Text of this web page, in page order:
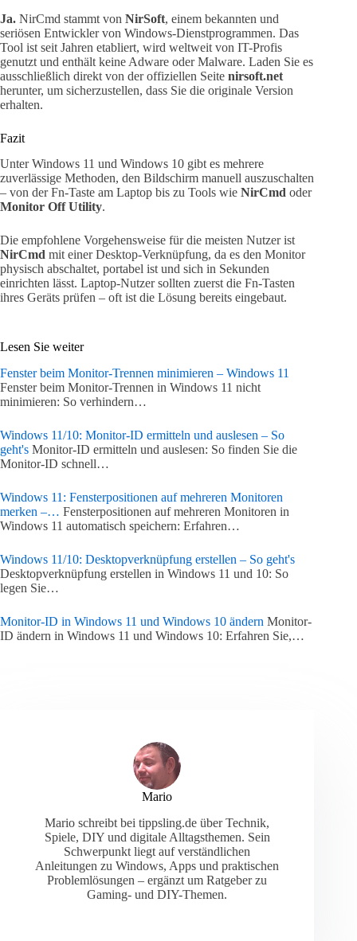
Ja. NirCmd stammt von NirSoft, einem bekannten und
seriösen Entwickler von Windows-Dienstprogrammen. Das
Tool ist seit Jahren etabliert, wird weltweit von IT-Profis
genutzt und enthält keine Adware oder Malware. Laden Sie es
ausschließlich direkt von der offiziellen Seite nirsoft.net
herunter, um sicherzustellen, dass Sie die originale Version
erhalten.
Fazit
Unter Windows 11 und Windows 10 gibt es mehrere
zuverlässige Methoden, den Bildschirm manuell auszuschalten
– von der Fn-Taste am Laptop bis zu Tools wie NirCmd oder
Monitor Off Utility.
Die empfohlene Vorgehensweise für die meisten Nutzer ist
NirCmd mit einer Desktop-Verknüpfung, da es den Monitor
physisch abschaltet, portabel ist und sich in Sekunden
einrichten lässt. Laptop-Nutzer sollten zuerst die Fn-Tasten
ihres Geräts prüfen – oft ist die Lösung bereits eingebaut.
Lesen Sie weiter
Fenster beim Monitor-Trennen minimieren – Windows 11
Fenster beim Monitor-Trennen in Windows 11 nicht
minimieren: So verhindern…
Windows 11/10: Monitor-ID ermitteln und auslesen – So
geht's Monitor-ID ermitteln und auslesen: So finden Sie die
Monitor-ID schnell…
Windows 11: Fensterpositionen auf mehreren Monitoren
merken –… Fensterpositionen auf mehreren Monitoren in
Windows 11 automatisch speichern: Erfahren…
Windows 11/10: Desktopverknüpfung erstellen – So geht's
Desktopverknüpfung erstellen in Windows 11 und 10: So
legen Sie…
Monitor-ID in Windows 11 und Windows 10 ändern Monitor-
ID ändern in Windows 11 und Windows 10: Erfahren Sie,…
Mario
Mario schreibt bei tippsling.de über Technik,
Spiele, DIY und digitale Alltagsthemen. Sein
Schwerpunkt liegt auf verständlichen
Anleitungen zu Windows, Apps und praktischen
Problemlösungen – ergänzt um Ratgeber zu
Gaming- und DIY-Themen.